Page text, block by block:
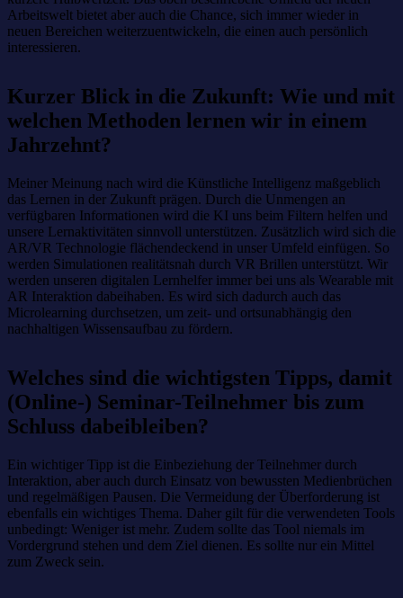
Arbeitswelt bietet aber auch die Chance, sich immer wieder in
neuen Bereichen weiterzuentwickeln, die einen auch persönlich
interessieren.
Kurzer Blick in die Zukunft: Wie und mit
welchen Methoden lernen wir in einem
Jahrzehnt?
Meiner Meinung nach wird die Künstliche Intelligenz maßgeblich
das Lernen in der Zukunft prägen. Durch die Unmengen an
verfügbaren Informationen wird die KI uns beim Filtern helfen und
unsere Lernaktivitäten sinnvoll unterstützen. Zusätzlich wird sich die
AR/VR Technologie flächendeckend in unser Umfeld einfügen. So
werden Simulationen realitätsnah durch VR Brillen unterstützt. Wir
werden unseren digitalen Lernhelfer immer bei uns als Wearable mit
AR Interaktion dabeihaben. Es wird sich dadurch auch das
Microlearning durchsetzen, um zeit- und ortsunabhängig den
nachhaltigen Wissensaufbau zu fördern.
Welches sind die wichtigsten Tipps, damit
(Online-) Seminar-Teilnehmer bis zum
Schluss dabeibleiben?
Ein wichtiger Tipp ist die Einbeziehung der Teilnehmer durch
Interaktion, aber auch durch Einsatz von bewussten Medienbrüchen
und regelmäßigen Pausen. Die Vermeidung der Überforderung ist
ebenfalls ein wichtiges Thema. Daher gilt für die verwendeten Tools
unbedingt: Weniger ist mehr. Zudem sollte das Tool niemals im
Vordergrund stehen und dem Ziel dienen. Es sollte nur ein Mittel
zum Zweck sein.